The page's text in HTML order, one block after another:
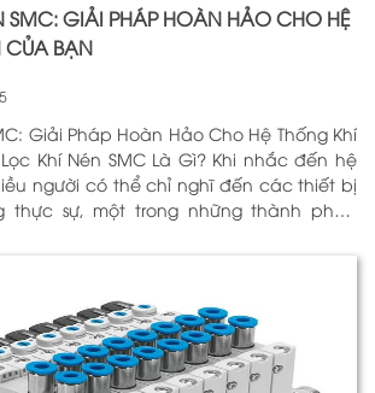
SMC: GIẢI PHÁP HOÀN HẢO CHO HỆ
CỦA BẠN
Giải Pháp Hoàn Hảo Cho Hệ Thống Khí
người có thể chỉ nghĩ đến các thiết bị
thực sự, một trong những thành phần